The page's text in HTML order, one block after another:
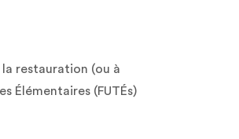
restauration (ou à
Élémentaires (FUTÉs)